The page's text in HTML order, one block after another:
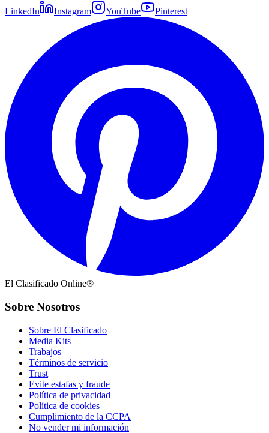
LinkedIn Instagram YouTube Pinterest
El Clasificado Online®
Sobre Nosotros
Sobre El Clasificado
Media Kits
Trabajos
Términos de servicio
Trust
Evite estafas y fraude
Política de privacidad
Política de cookies
Cumplimiento de la CCPA
No vender mi información